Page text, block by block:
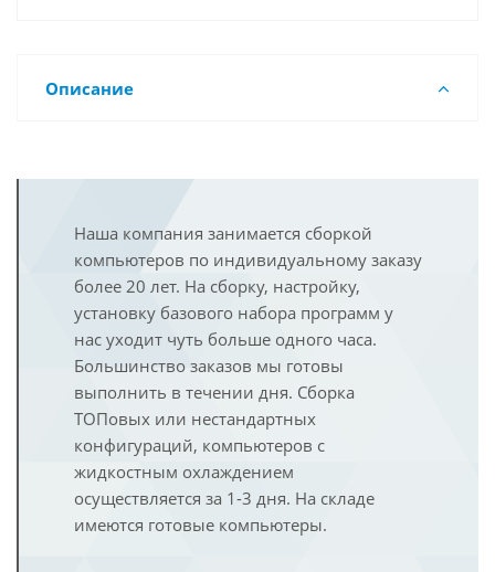
Описание
Наша компания занимается сборкой
компьютеров по индивидуальному заказу
более 20 лет. На сборку, настройку,
установку базового набора программ у
нас уходит чуть больше одного часа.
Большинство заказов мы готовы
выполнить в течении дня. Сборка
ТОПовых или нестандартных
конфигураций, компьютеров с
жидкостным охлаждением
осуществляется за 1-3 дня. На складе
имеются готовые компьютеры.